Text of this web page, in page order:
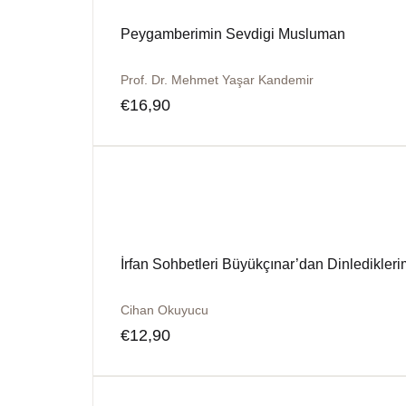
Peygamberimin Sevdigi Musluman
Prof. Dr. Mehmet Yaşar Kandemir
€16,90
İrfan Sohbetleri Büyükçınar’dan
Cihan Okuyucu
€12,90